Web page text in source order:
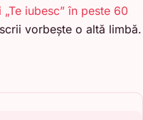
iubesc” în peste 60
vorbește o altă limbă.